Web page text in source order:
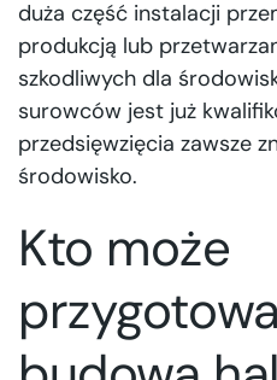
duża część instalacji
produkcją lub
szkodliwych dla
surowców jest już
przedsięwzięcia zawsze
środowisko.
Kto może